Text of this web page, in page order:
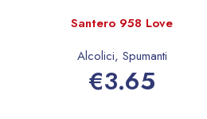
Santero 958 Love
Alcolici, Spumanti
€3.65